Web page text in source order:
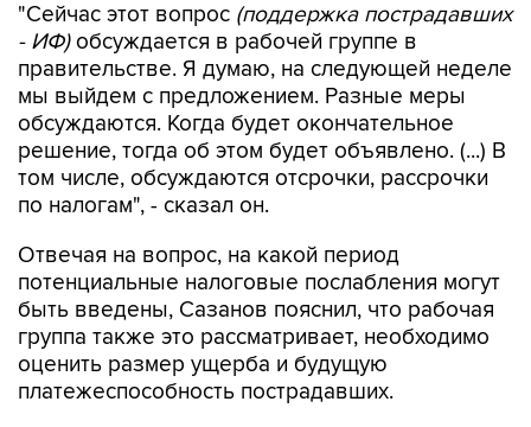
"Сейчас этот вопрос (поддержка пострадавших
- ИФ)обсуждается в рабочей группе в
правительстве. Я думаю, на следующей неделе
мы выйдем с предложением. Разные меры
обсуждаются. Когда будет окончательное
решение, тогда об этом будет объявлено. (...) В
том числе, обсуждаются отсрочки, рассрочки
по налогам", - сказал он.
Отвечая на вопрос, на какой период
потенциальные налоговые послабления могут
быть введены, Сазанов пояснил, что рабочая
группа также это рассматривает, необходимо
оценить размер ущерба и будущую
платежеспособность пострадавших.